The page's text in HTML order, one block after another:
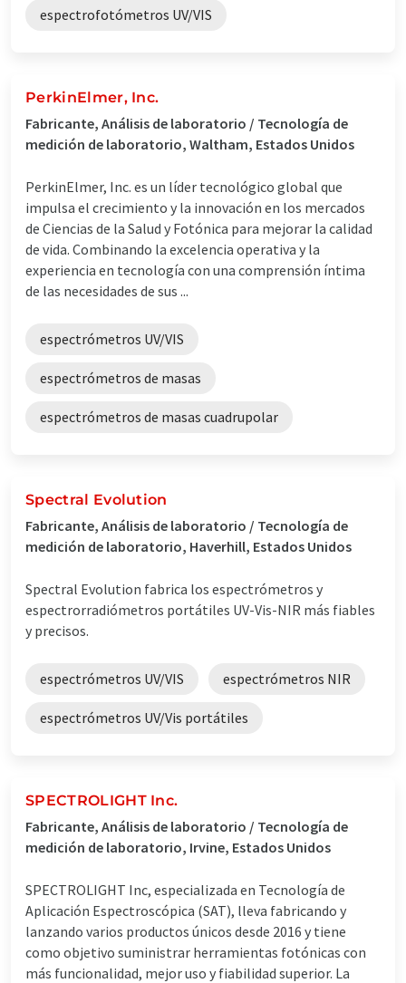
espectrofotómetros UV/VIS
PerkinElmer, Inc.
Fabricante, Análisis de laboratorio / Tecnología de
medición de laboratorio, Waltham, Estados Unidos
PerkinElmer, Inc. es un líder tecnológico global que
impulsa el crecimiento y la innovación en los mercados
de Ciencias de la Salud y Fotónica para mejorar la calidad
de vida. Combinando la excelencia operativa y la
experiencia en tecnología con una comprensión íntima
de las necesidades de sus ...
espectrómetros UV/VIS
espectrómetros de masas
espectrómetros de masas cuadrupolar
Spectral Evolution
Fabricante, Análisis de laboratorio / Tecnología de
medición de laboratorio, Haverhill, Estados Unidos
Spectral Evolution fabrica los espectrómetros y
espectrorradiómetros portátiles UV-Vis-NIR más fiables
y precisos.
espectrómetros UV/VIS espectrómetros NIR
espectrómetros UV/Vis portátiles
SPECTROLIGHT Inc.
Fabricante, Análisis de laboratorio / Tecnología de
medición de laboratorio, Irvine, Estados Unidos
SPECTROLIGHT Inc, especializada en Tecnología de
Aplicación Espectroscópica (SAT), lleva fabricando y
lanzando varios productos únicos desde 2016 y tiene
como objetivo suministrar herramientas fotónicas con
más funcionalidad, mejor uso y fiabilidad superior. La